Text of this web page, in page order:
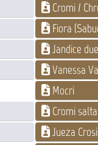
Cromi /
Fiora
Jandice
Vanessa
Mocri
Cromi
Jueza